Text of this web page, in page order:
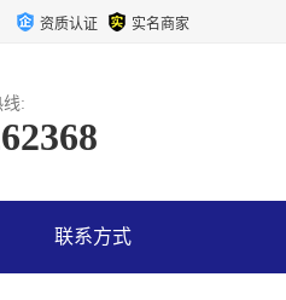
资质认证 实名商家
:
联系方式